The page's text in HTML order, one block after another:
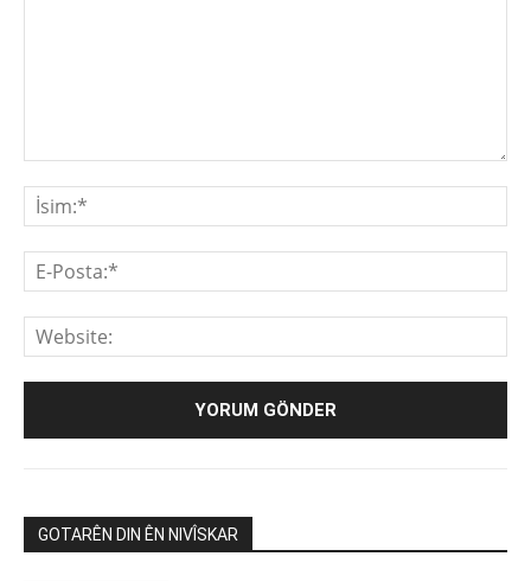
GOTARÊN DIN ÊN NIVÎSKAR